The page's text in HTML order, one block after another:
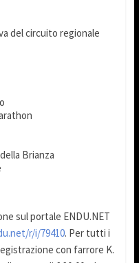
del circuito regionale
Brianza
sul portale ENDU.NET
r/i/79410. Per tutti i
con farrore K.